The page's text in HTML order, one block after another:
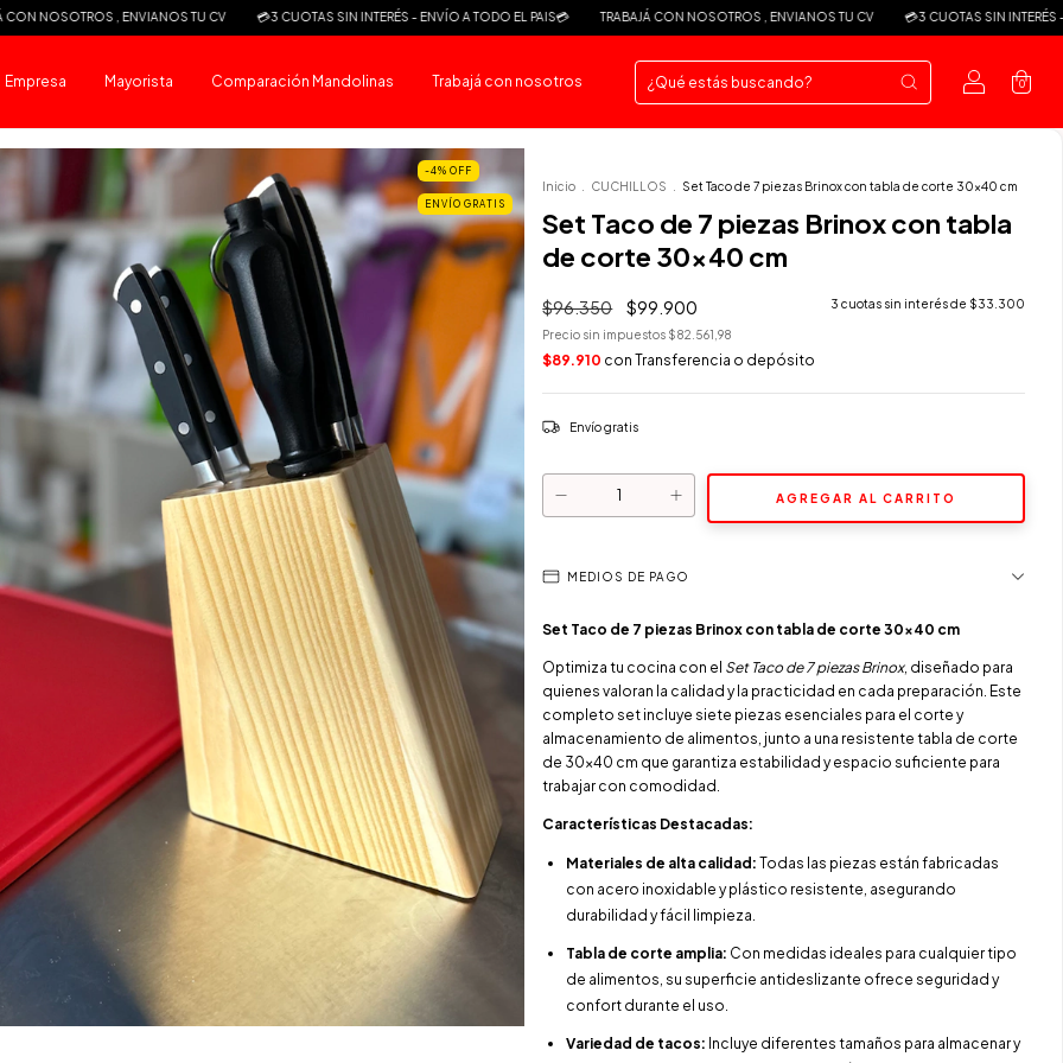
, ENVIANOS TU CV 💳3 CUOTAS SIN INTERÉS - ENVÍO A TODO EL PAIS💳 TRABAJÁ CON NOSOTROS , ENVIANOS TU CV 💳3 CUOTAS SIN INTERÉS - ENVÍO A TODO
Empresa Mayorista Comparación Mandolinas Trabajá con nosotros 0
-4%OFF
ENVÍO GRATIS
Inicio CUCHILLOS Set Taco de 7 piezas Brinox con tabla de corte 30x40 cm
Set Taco de 7 piezas Brinox con tabla
de corte 30x40 cm
$96.350 $99.900 3 cuotas sin interés de $33.300
Precio sin impuestos $82.561,98
$89.910 con Transferencia o depósito
Envío gratis
MEDIOS DE PAGO
Set Taco de 7 piezas Brinox con tabla de corte 30x40 cm
Optimiza tu cocina con el Set Taco de 7 piezas Brinox, diseñado para
quienes valoran la calidad y la practicidad en cada preparación. Este
completo set incluye siete piezas esenciales para el corte y
almacenamiento de alimentos, junto a una resistente tabla de corte
de 30x40 cm que garantiza estabilidad y espacio suficiente para
trabajar con comodidad.
Características Destacadas:
Materiales de alta calidad: Todas las piezas están fabricadas
con acero inoxidable y plástico resistente, asegurando
durabilidad y fácil limpieza.
Tabla de corte amplia: Con medidas ideales para cualquier tipo
de alimentos, su superficie antideslizante ofrece seguridad y
confort durante el uso.
Variedad de tacos: Incluye diferentes tamaños para almacenar y